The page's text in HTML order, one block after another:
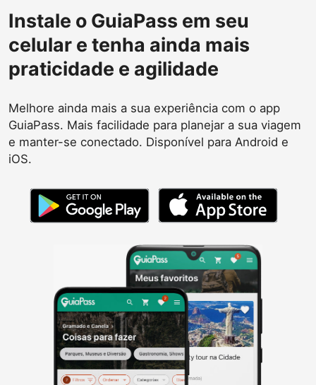
Instale o GuiaPass em seu
celular e tenha ainda mais
praticidade e agilidade
Melhore ainda mais a sua experiência com o app
GuiaPass. Mais facilidade para planejar a sua viagem
e manter-se conectado. Disponível para Android e
iOS.